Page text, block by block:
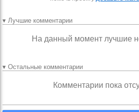
▾ Лучшие комментарии
На данный момент лучшие
▾ Остальные комментарии
Комментарии пока